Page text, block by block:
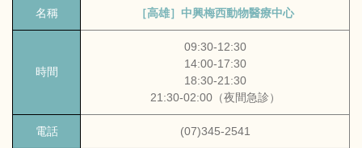
名稱 ［高雄］中興梅西動物醫療中心
時間
09:30-12:30
14:00-17:30
18:30-21:30
21:30-02:00（夜間急診）
電話 (07)345-2541